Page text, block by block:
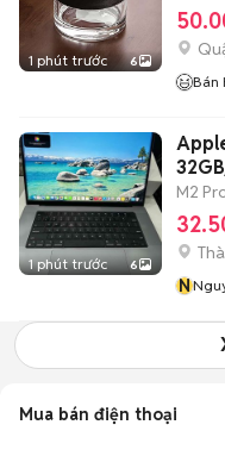
1 phút trước 6
Bán
1 phút trước 6
M2
N
Mua bán điện thoại